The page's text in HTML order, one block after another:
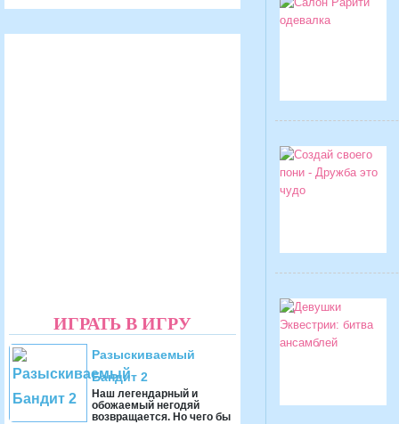
ИГРАТЬ В ИГРУ
Разыскиваемый
Бандит 2
Наш легендарный и
обожаемый негодяй
возвращается. Но чего бы